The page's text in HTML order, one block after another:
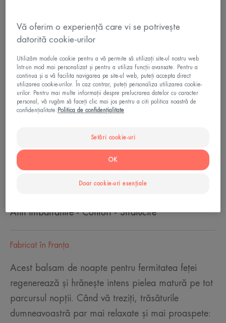
Redensificator, regenerant, nutritiv
Oală Oală
40ml
Ideal pentru
Adulti
Piele sensibila - Toate tipurile de piele
Anti imbatranire - Confort - Strălucire
Fabricat în Franţa
Acest balsam de noapte pentru fermitatea feței
regenerează și hrănește intens pielea matură pe tot
parcursul nopții. Când vă treziți, trăsăturile
dumneavoastră par mai relaxate și mai proaspete:
Vă oferim o experiență care vi se potrivește
datorită cookie-urilor
Utilizăm module cookie pentru a vă permite să utilizați site-ul nostru web
într-un mod mai personalizat și pentru a utiliza funcții avansate. Pentru a
continua și a vă facilita navigarea pe site-ul web, puteți accepta direct
utilizarea cookie-urilor. În caz contrar, puteți personaliza utilizarea cookie-
urilor. Pentru mai multe informații despre prelucrarea datelor cu caracter
personal, vă rugăm să faceți clic mai jos pentru a citi politica noastră de
confidențialitate: Politica de confidențialitate
Setări cookie-uri
Doar cookie-uri esențiale
OK